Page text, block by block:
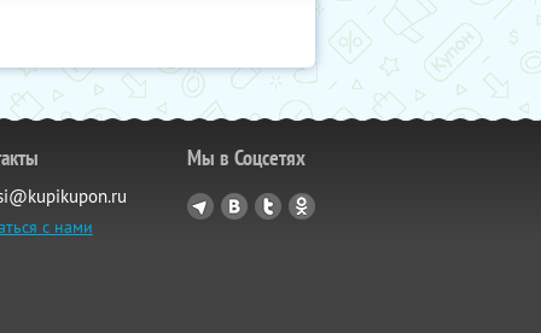
с нами
Мы в Соцсетях